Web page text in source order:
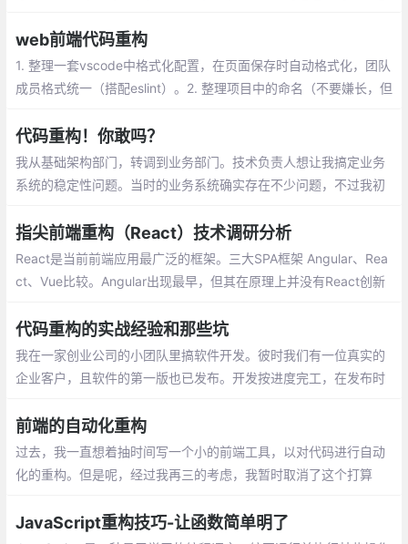
看一个实例。
web前端代码重构
1. 整理一套vscode中格式化配置，在页面保存时自动格式化，团队
成员格式统一（搭配eslint）。2. 整理项目中的命名（不要嫌长，但
代码重构！你敢吗？
我从基础架构部门，转调到业务部门。技术负责人想让我搞定业务
系统的稳定性问题。当时的业务系统确实存在不少问题，不过我初
指尖前端重构（React）技术调研分析
React是当前前端应用最广泛的框架。三大SPA框架 Angular、Rea
ct、Vue比较。Angular出现最早，但其在原理上并没有React创新
理学习了React
代码重构的实战经验和那些坑
我在一家创业公司的小团队里搞软件开发。彼时我们有一位真实的
企业客户，且软件的第一版也已发布。开发按进度完工，在发布时
前端的自动化重构
过去，我一直想着抽时间写一个小的前端工具，以对代码进行自动
化的重构。但是呢，经过我再三的考虑，我暂时取消了这个打算
JavaScript重构技巧-让函数简单明了